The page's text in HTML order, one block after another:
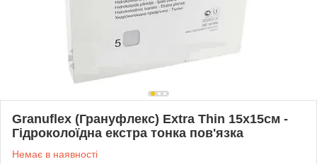
Granuflex (Грануфлекс) Extra Thin 15х15см -
Гідроколоїдна екстра тонка пов'язка
Немає в наявності